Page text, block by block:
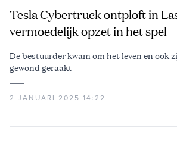
Tesla Cybertruck ontploft in
vermoedelijk opzet in het spel
De bestuurder kwam om het leven en ook
gewond geraakt
2 JANUARI 2025 14:22